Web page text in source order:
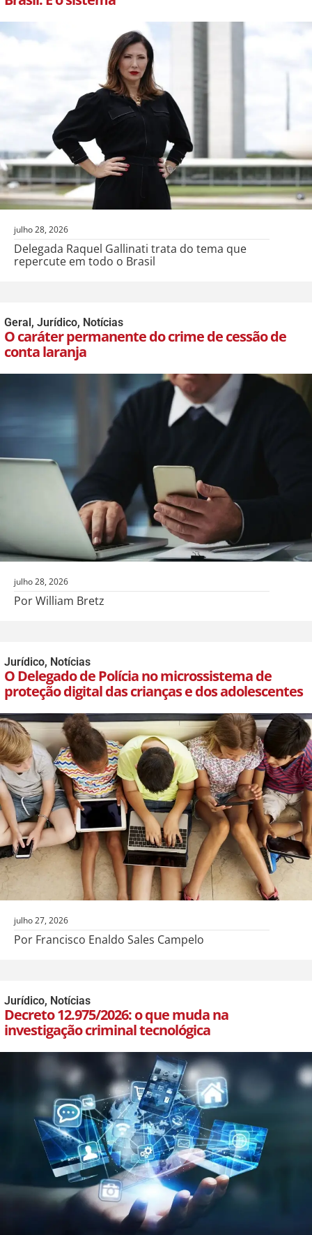
julho 28, 2026
Delegada Raquel Gallinati trata do tema que
repercute em todo o Brasil
Geral, Jurídico, Notícias
O caráter permanente do crime de cessão de
conta laranja
julho 28, 2026
Por William Bretz
Jurídico, Notícias
O Delegado de Polícia no microssistema de
proteção digital das crianças e dos adolescentes
julho 27, 2026
Por Francisco Enaldo Sales Campelo
Jurídico, Notícias
Decreto 12.975/2026: o que muda na
investigação criminal tecnológica